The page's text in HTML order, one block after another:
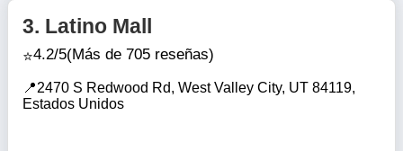
3. Latino Mall
4.2/5(Más de 705 reseñas)
2470 S Redwood Rd, West Valley City, UT 84119,
Estados Unidos